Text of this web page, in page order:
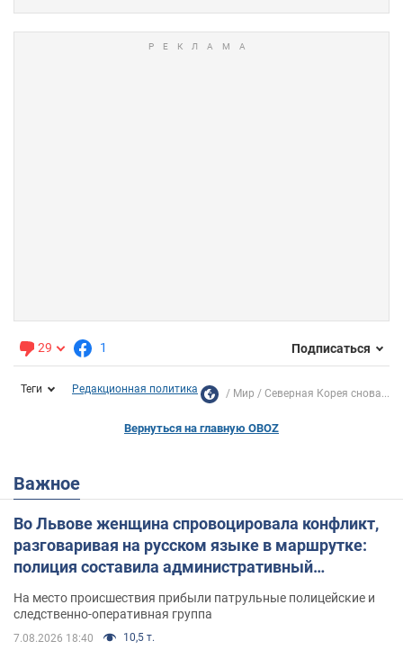
29 1 Подписаться
Теги Редакционная политика Мир Северная Корея снова...
Вернуться на главную OBOZ
Важное
Во Львове женщина спровоцировала конфликт,
разговаривая на русском языке в маршрутке:
полиция составила административный
протокол. Видео
На место происшествия прибыли патрульные полицейские и
следственно-оперативная группа
7.08.2026 18:40 10,5 т.